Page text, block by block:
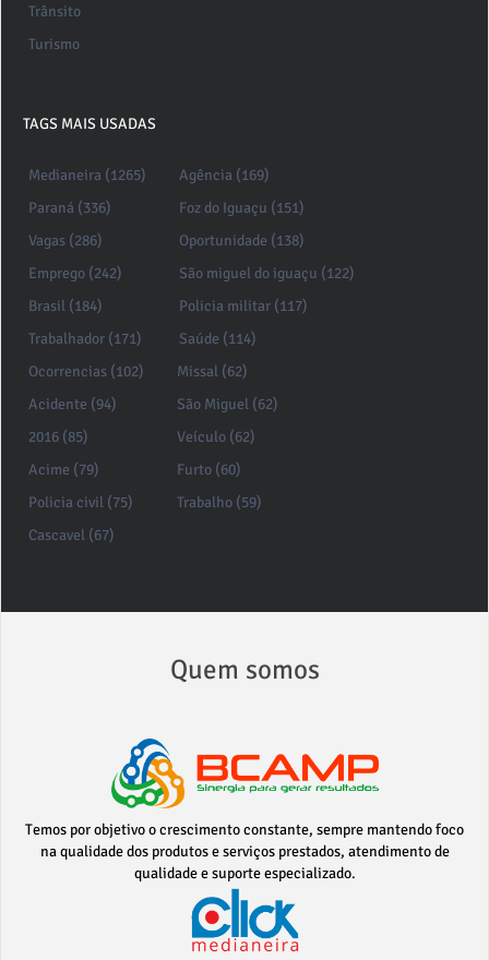
Trânsito
Turismo
TAGS MAIS USADAS
Medianeira (1265)
Paraná (336)
Vagas (286)
Emprego (242)
Brasil (184)
Trabalhador (171)
Agência (169)
Foz do Iguaçu (151)
Oportunidade (138)
São miguel do iguaçu (122)
Policia militar (117)
Saúde (114)
Ocorrencias (102)
Acidente (94)
2016 (85)
Acime (79)
Policia civil (75)
Cascavel (67)
Missal (62)
São Miguel (62)
Veículo (62)
Furto (60)
Trabalho (59)
Quem somos
Temos por objetivo o crescimento constante, sempre mantendo foco
na qualidade dos produtos e serviços prestados, atendimento de
qualidade e suporte especializado.